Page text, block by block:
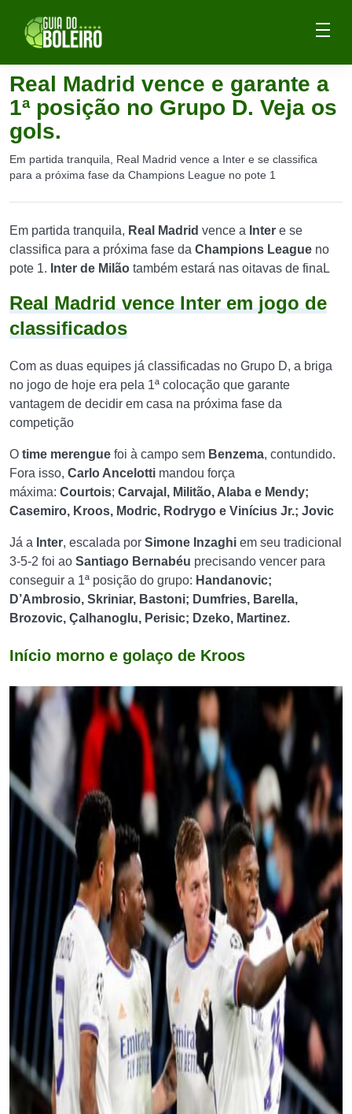
Real Madrid vence e garante a
1ª posição no Grupo D. Veja os
gols.
Em partida tranquila, Real Madrid vence a Inter e se classifica
para a próxima fase da Champions League no pote 1
Em partida tranquila, Real Madrid vence a Inter e se
classifica para a próxima fase da Champions League no
pote 1. Inter de Milão também estará nas oitavas de finaL
Real Madrid vence Inter em jogo de
classificados
Com as duas equipes já classificadas no Grupo D, a briga
no jogo de hoje era pela 1ª colocação que garante
vantagem de decidir em casa na próxima fase da
competição
O time merengue foi à campo sem Benzema, contundido.
Fora isso, Carlo Ancelotti mandou força
máxima: Courtois; Carvajal, Militão, Alaba e Mendy;
Casemiro, Kroos, Modric, Rodrygo e Vinícius Jr.; Jovic
Já a Inter, escalada por Simone Inzaghi em seu tradicional
3-5-2 foi ao Santiago Bernabéu precisando vencer para
conseguir a 1ª posição do grupo: Handanovic;
D’Ambrosio, Skriniar, Bastoni; Dumfries, Barella,
Brozovic, Çalhanoglu, Perisic; Dzeko, Martinez.
Início morno e golaço de Kroos